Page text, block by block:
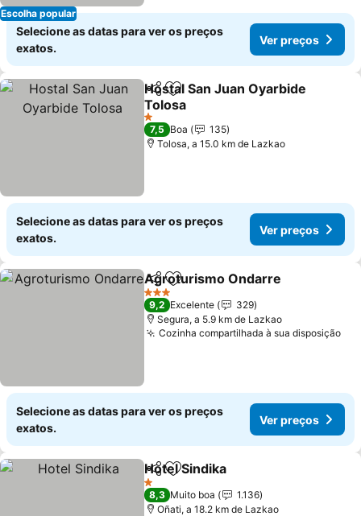
Escolha popular
Selecione as datas para ver os preços
exatos.
Ver preços
PartilharAdicionar aos favoritos
Hostal San Juan Oyarbide
Tolosa
1 Estrelas
7,5 Boa
135
Tolosa, a 15.0 km de Lazkao
Selecione as datas para ver os preços
exatos.
Ver preços
PartilharAdicionar aos favoritos
Agroturismo Ondarre
3 Estrelas
9,2 Excelente
329
Segura, a 5.9 km de Lazkao
Cozinha compartilhada à sua disposição
Selecione as datas para ver os preços
exatos.
Ver preços
PartilharAdicionar aos favoritos
Hotel Sindika
1 Estrelas
8,3 Muito boa
1.136
Oñati, a 18.2 km de Lazkao